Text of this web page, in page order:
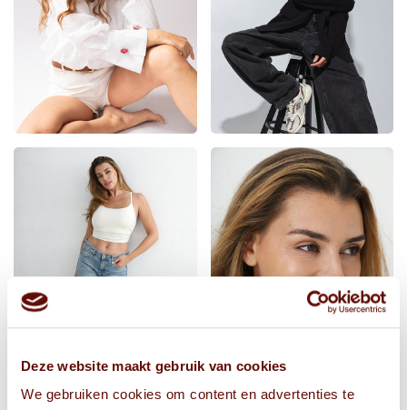
Deze website maakt gebruik van cookies
We gebruiken cookies om content en advertenties te